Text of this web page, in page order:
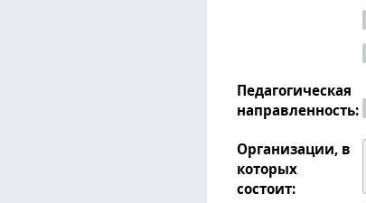
Педагогическая
направленность:
Организации, в
которых
состоит: